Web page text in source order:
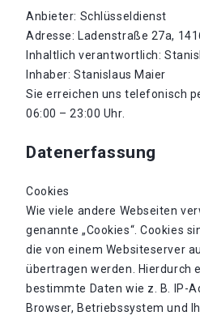
Anbieter: Schlüsseldienst
Adresse: Ladenstraße 27a,
Inhaltlich verantwortlich:
Inhaber: Stanislaus Maier
Sie erreichen uns telefonisch
06:00 – 23:00 Uhr.
Datenerfassung
Cookies
Wie viele andere Webseiten
genannte „Cookies“. Cookies
die von einem Websiteserver
übertragen werden. Hierdurch
bestimmte Daten wie z. B. IP-
Browser, Betriebssystem und